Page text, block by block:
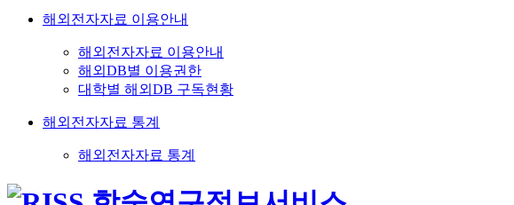
해외전자자료 이용안내
해외전자자료 이용안내
해외DB별 이용권한
대학별 해외DB 구독현황
해외전자자료 통계
해외전자자료 통계